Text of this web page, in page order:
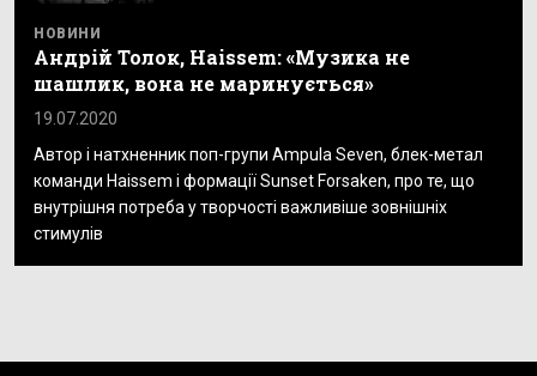
НОВИНИ
Андрій Толок, Haissem: «Музика не
шашлик, вона не маринується»
19.07.2020
Автор і натхненник поп-групи Ampula Seven, блек-метал
команди Haissem і формації Sunset Forsaken, про те, що
внутрішня потреба у творчості важливіше зовнішніх
стимулів